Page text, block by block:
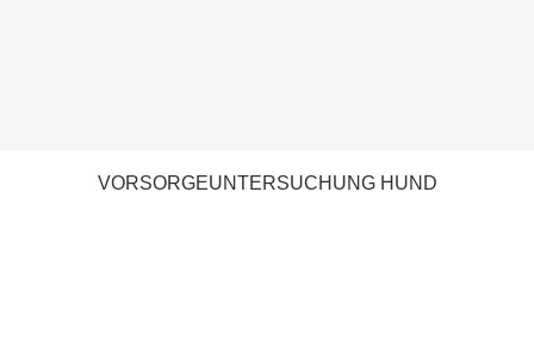
VORSORGEUNTERSUCHUNG HUND